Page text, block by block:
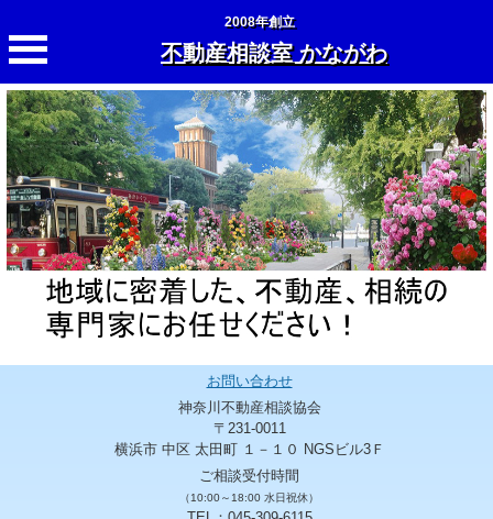
2008年創立
不動産相談室 かながわ
お問い合わせ
神奈川不動産相談協会
〒231-0011
横浜市 中区 太田町 １－１０ NGSビル3Ｆ
ご相談受付時間
（10:00～18:00 水日祝休）